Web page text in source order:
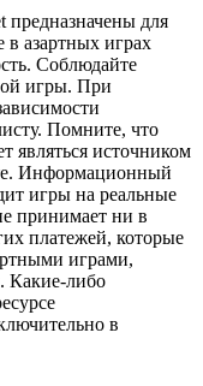
предназначены для
в азартных играх
Соблюдайте
игры. При
Помните, что
являться источником
Информационный
игры на реальные
принимает ни в
платежей, которые
играми,
Какие-либо
в